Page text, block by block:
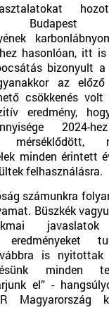
Budapest
hasonlóan, itt is
bizonyult a
az előző
csökkenés
eredmény,
2024-
mérséklődött,
minden érintett
felhasználásra.
számunkra
Büszkék
javaslatok
eredményeket
is nyitottak
minden
el” -
Magyarország